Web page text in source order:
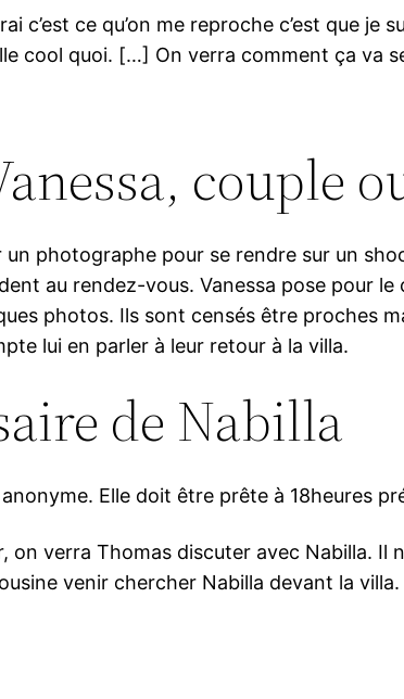
c’est ce qu’on me reproche c’est que
cool quoi. […] On verra comment ça va
couple
un photographe pour se rendre sur un
au rendez-vous. Vanessa pose pour
photos. Ils sont censés être proches
lui en parler à leur retour à la villa.
de Nabilla
anonyme. Elle doit être prête à 18heures
on verra Thomas discuter avec Nabilla.
venir chercher Nabilla devant la